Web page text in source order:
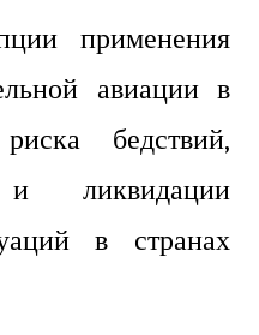
применения
авиации в
бедствий,
и ликвидации
в странах